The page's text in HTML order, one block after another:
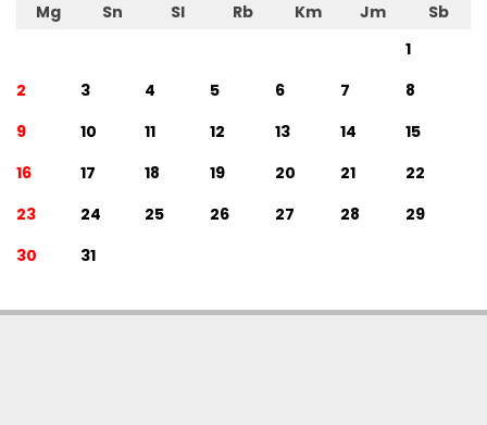
Mg Sn Sl Rb Km Jm
Sb
1
2
3 4 5 6 7
8
9
10 11 12 13 14
15
16
17 18 19 20 21
22
23
24 25 26 27 28
29
30
31